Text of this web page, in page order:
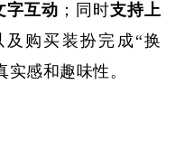
字互动 ；同时支持上
及购买装扮完成“换
感和趣味性。